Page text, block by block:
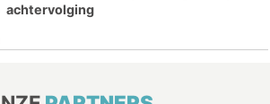
achtervolging